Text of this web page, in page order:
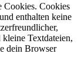
Cookies. Cookies
enthalten keine
Textdateien,
dein Browser